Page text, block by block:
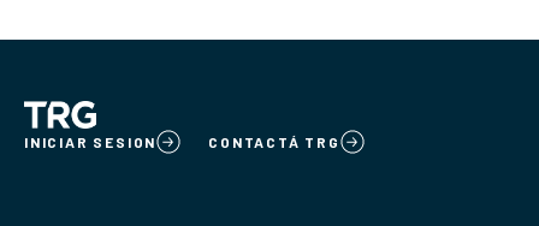
INICIAR SESION CONTACTÁ TRG